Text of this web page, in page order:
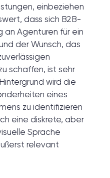
einbeziehen
dass sich B2B-
an Agenturen für ein
der Wunsch, das
schaffen, ist sehr
wird die
eines
zu identifizieren
eine diskrete, aber
Sprache
relevant